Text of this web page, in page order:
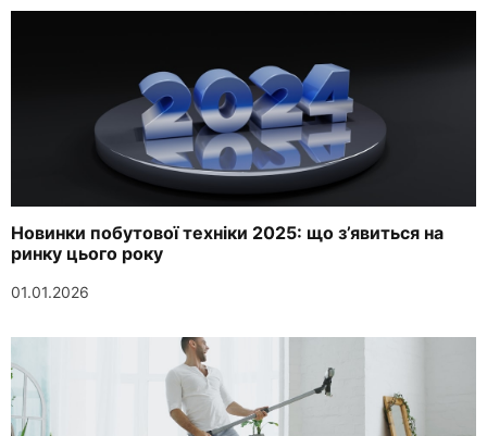
Новинки побутової техніки 2025: що з’явиться на
ринку цього року
01.01.2026